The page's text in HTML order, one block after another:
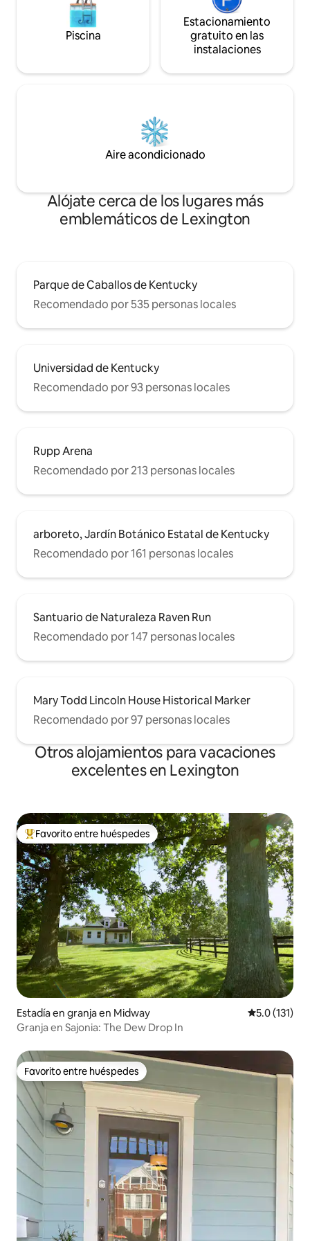
Piscina
Estacionamiento
gratuito en las
instalaciones
Aire acondicionado
Alójate cerca de los lugares más
emblemáticos de Lexington
Parque de Caballos de Kentucky
Recomendado por 535 personas locales
Universidad de Kentucky
Recomendado por 93 personas locales
Rupp Arena
Recomendado por 213 personas locales
arboreto, Jardín Botánico Estatal de Kentucky
Recomendado por 161 personas locales
Santuario de Naturaleza Raven Run
Recomendado por 147 personas locales
Mary Todd Lincoln House Historical Marker
Recomendado por 97 personas locales
Otros alojamientos para vacaciones
excelentes en Lexington
Favorito entre huéspedes preferido
Favorito entre huéspedes
Estadía en granja en Midway Calificación
5.0 (131)
Granja en Sajonia: The Dew Drop In
Favorito entre huéspedes
Favorito entre huéspedes